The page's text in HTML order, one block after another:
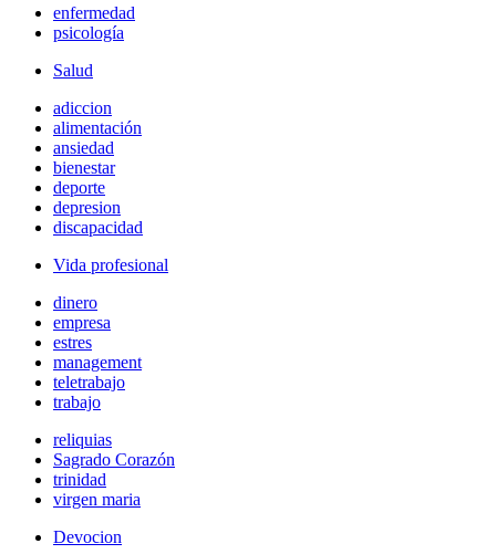
enfermedad
psicología
Salud
adiccion
alimentación
ansiedad
bienestar
deporte
depresion
discapacidad
Vida profesional
dinero
empresa
estres
management
teletrabajo
trabajo
reliquias
Sagrado Corazón
trinidad
virgen maria
Devocion